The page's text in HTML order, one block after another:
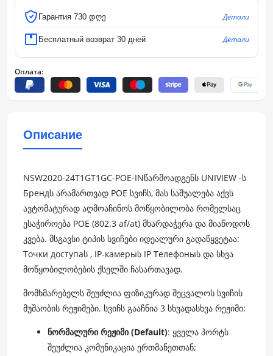
Гарантия 730 დღე Детали
Бесплатный возврат 30 дней Детали
Оплата:
Описание
NSW2020-24T1GT1GC-POE-INწარმოადგენს UNIVIEW -ს
Брендს არამართვად POE სვიჩს, მას საშუალება აქვს
ავტომატურად აღმოაჩინოს მოწყობილობა რომელსაც
ესაჭიროება POE (802.3 af/at) მხარდაჭერა და მიაწოდოს
კვება. მსგავსი ტიპის სვიჩები იდეალური გადაწყვეტაა:
Точки доступаს , IP-камерыს IP Телефоныს და სხვა
მოწყობილობების ქსელში ჩასართავად.
მომხმარებელს შეუძლია ფიზიკურად შეცვალოს სვიჩის
მუშაობის რეჟიმები. სვიჩს გააჩნია 3 სხვადასხვა რეჟიმი:
ნორმალური რეჟიმი (Default): ყველა პორტს
შეუძლია კომუნიკაცია ერთმანეთთან;